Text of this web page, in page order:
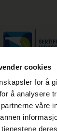
cookies
for å
å analysere
våre